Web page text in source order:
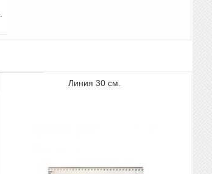
Линия 30 см.